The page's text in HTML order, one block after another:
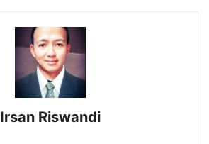
Irsan Riswandi